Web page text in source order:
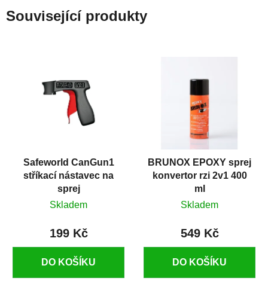
Související produkty
Safeworld CanGun1
stříkací nástavec na
sprej
Skladem
199 Kč
DO KOŠÍKU
BRUNOX EPOXY sprej
konvertor rzi 2v1 400
ml
Skladem
549 Kč
DO KOŠÍKU